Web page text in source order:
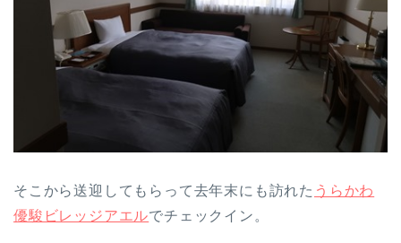
そこから送迎してもらって去年末にも訪れた うらかわ
優駿ビレッジアエルでチェックイン。